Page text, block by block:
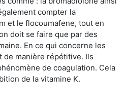
compter la
et le flocoumafene, tout en
doit se faire que par des
En ce qui concerne les
de manière répétitive. Ils
de coagulation. Cela
de la vitamine K.